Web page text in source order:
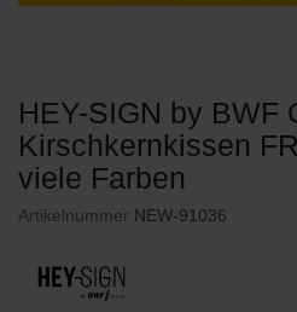
HEY-SIGN by BWF
Kirschkernkissen
viele Farben
Artikelnummer NEW-91036